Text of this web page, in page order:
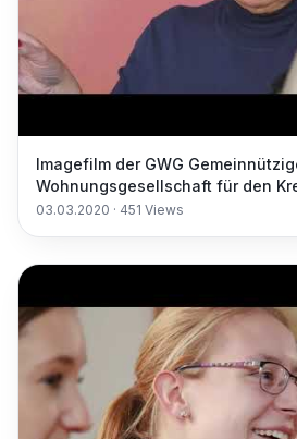
Imagefilm der GWG
Wohnungsgesellschaft für den
03.03.2020 · 451 Views